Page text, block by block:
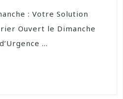
: Votre Solution
Ouvert le Dimanche
...